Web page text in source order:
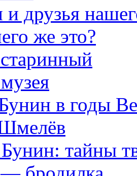
и друзья
же это?
в годы
тайны